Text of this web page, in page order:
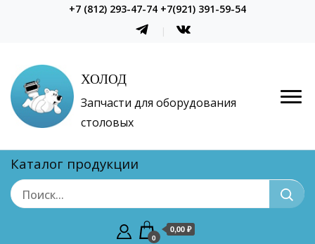
+7 (812) 293-47-74 +7(921) 391-59-54
ХОЛОД
Запчасти для оборудования
столовых
Каталог продукции
0
0,00 ₽